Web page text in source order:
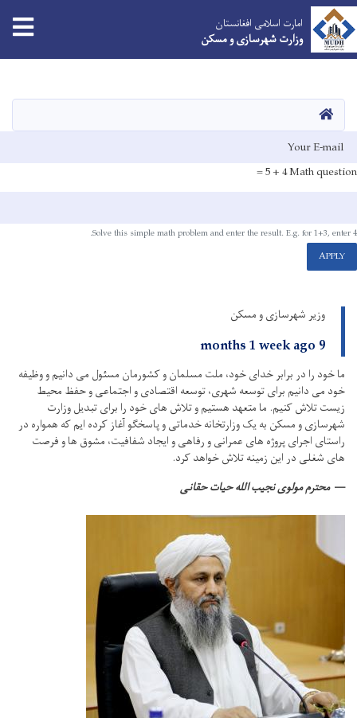
content
امارت اسلامی افغانستان
وزارت شهرسازی و مسکن
HOME
E-mail
Math question
4 + 5 =
Solve this simple math problem and enter the result. E.g. for 1+3, enter 4.
APPLY
وزیر شهرسازی و مسکن
9 months 1 week ago
ما خود را در برابر خدای خود، ملت مسلمان و کشورمان مسئول می دانیم و وظیفه
خود می دانیم برای توسعه شهری، توسعه اقتصادی و اجتماعی و حفظ محیط
زیست تلاش کنیم. ما متعهد هستیم و تلاش های خود را برای تبدیل وزارت
شهرسازی و مسکن به یک وزارتخانه خدماتی و پاسخگو آغاز کرده ایم که همواره در
راستای اجرای پروژه های عمرانی و رفاهی و ایجاد شفافیت، مشوق ها و فرصت
های شغلی در این زمینه تلاش خواهد کرد.
محترم مولوی نجیب الله حیات حقانی